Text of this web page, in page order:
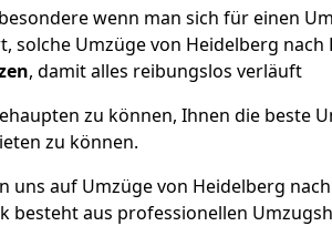
wenn man sich für einen
Umzüge von Heidelberg
, damit alles reibungslos verläuft
zu können, Ihnen die beste
zu können.
uns auf Umzüge von Heidelberg
besteht aus professionellen